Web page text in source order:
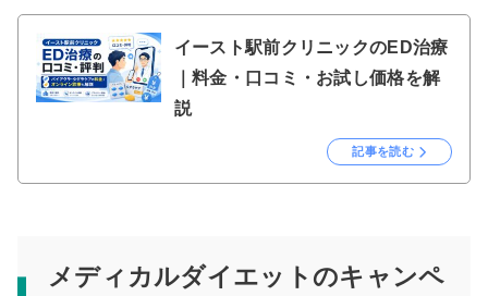
イースト駅前クリニックのED治療
｜料金・口コミ・お試し価格を解
説
記事を読む
メディカルダイエットのキャンペ